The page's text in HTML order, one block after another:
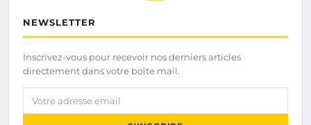
NEWSLETTER
Inscrivez-vous pour recevoir nos derniers articles
directement dans votre boîte mail.
Votre adresse email